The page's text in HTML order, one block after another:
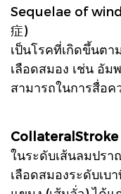
Sequelae of wind
症)
เป็นโรคที่เกิดขึ้นตา
เลือดสมอง เช่น อัม
สามารถในการสื่อ
CollateralStroke
ในระดับเส้นลมปรา
เลือดสมองระดับเบ